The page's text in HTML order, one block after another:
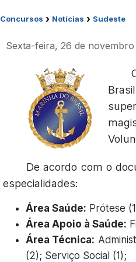
Concursos › Notícias › Sudeste
Sexta-feira, 26 de novembro
De acordo com o
especialidades:
Área Saúde: Prótese
Área Apoio à Saúde:
Área Técnica:
(2); Serviço Social (1);